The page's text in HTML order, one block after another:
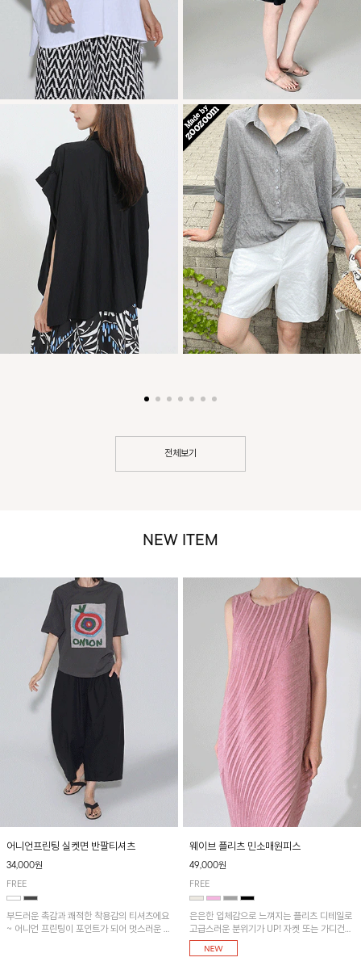
전체보기
NEW ITEM
어니언프린팅 실켓면 반팔티셔츠
34,000원
FREE
부드러운 촉감과 쾌적한 착용감의 티셔츠에요
~ 어니언 프린팅이 포인트가 되어 멋스러운 아
웨이브 플리츠 민소매원피스
49,000원
FREE
은은한 입체감으로 느껴지는 플리츠 디테일로
고급스러운 분위기가 UP! 자켓 또는 가디건과
같이 매치해도 잘 어울린답니다!